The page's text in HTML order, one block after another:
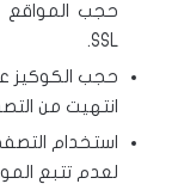
حجب المواقع
SSL
.
حجب الكوكيز
انتهيت من
استخدام
لعدم تتبع